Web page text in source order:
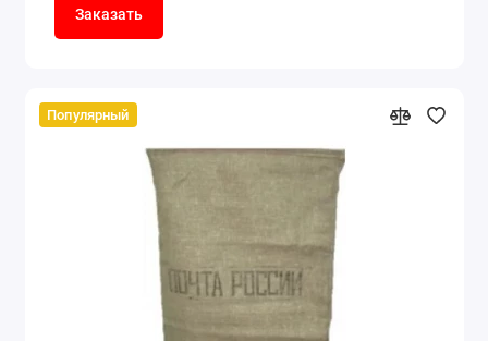
Заказать
Популярный